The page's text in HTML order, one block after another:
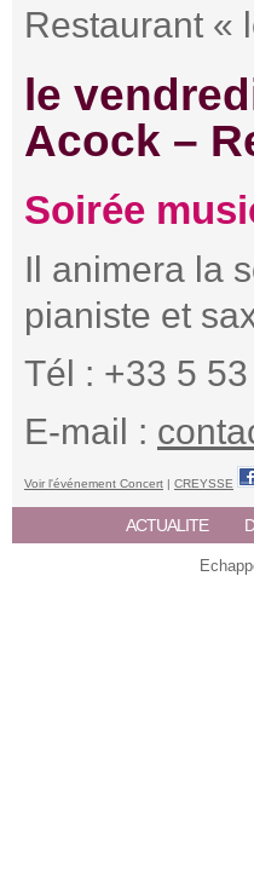
Restaurant «
le
Acock –
Soirée
Il animera la
pianiste et
Tél : +33 5
E-mail :
Voir l'événement Concert | CREYSSE
ACTUALITE